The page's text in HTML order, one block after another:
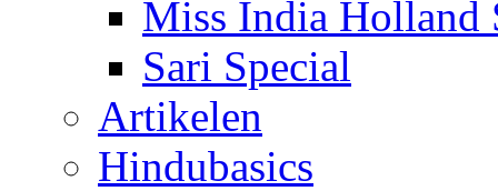
Miss India Holland
Sari Special
Artikelen
Hindubasics